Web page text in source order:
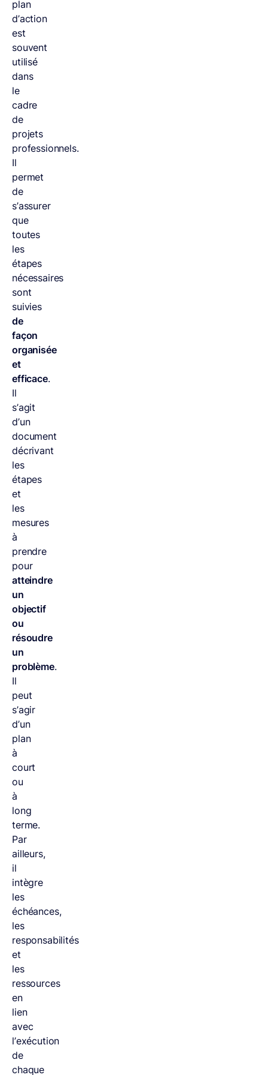
plan
d’action
est
souvent
utilisé
dans
le
cadre
de
projets
professionnels.
Il
permet
de
s’assurer
que
toutes
les
étapes
nécessaires
sont
suivies
de
façon
organisée
et
efficace.
Il
s’agit
d’un
document
décrivant
les
étapes
et
les
mesures
à
prendre
pour
atteindre
un
objectif
ou
résoudre
un
problème.
Il
peut
s’agir
d’un
plan
à
court
ou
à
long
terme.
Par
ailleurs,
il
intègre
les
échéances,
les
responsabilités
et
les
ressources
en
lien
avec
l’exécution
de
chaque